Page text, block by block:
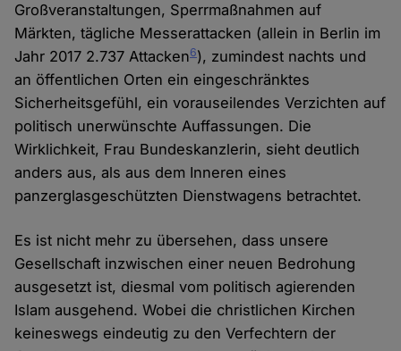
Großveranstaltungen, Sperrmaßnahmen auf
Märkten, tägliche Messerattacken (allein in Berlin im
Jahr 2017 2.737 Attacken6), zumindest nachts und
an öffentlichen Orten ein eingeschränktes
Sicherheitsgefühl, ein vorauseilendes Verzichten auf
politisch unerwünschte Auffassungen. Die
Wirklichkeit, Frau Bundeskanzlerin, sieht deutlich
anders aus, als aus dem Inneren eines
panzerglasgeschützten Dienstwagens betrachtet.
Es ist nicht mehr zu übersehen, dass unsere
Gesellschaft inzwischen einer neuen Bedrohung
ausgesetzt ist, diesmal vom politisch agierenden
Islam ausgehend. Wobei die christlichen Kirchen
keineswegs eindeutig zu den Verfechtern der